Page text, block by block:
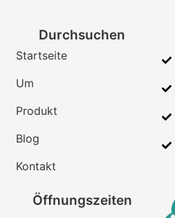
Durchsuchen
Startseite
Um
Produkt
Blog
Kontakt
Öffnungszeiten